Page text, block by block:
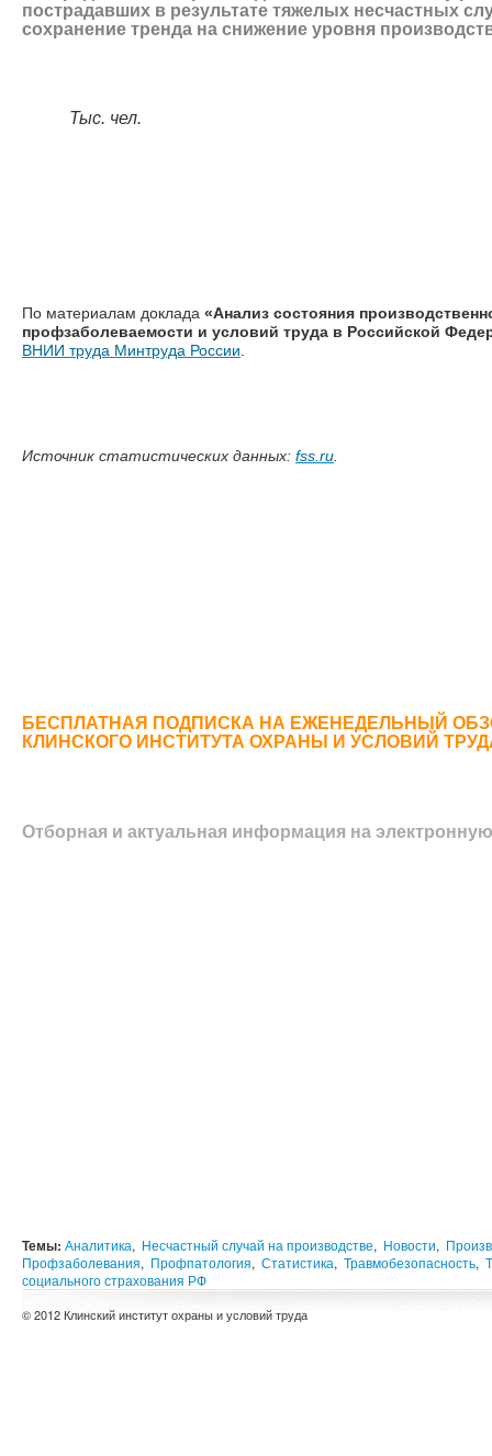
пострадавших в результате тяжелых несчастных
сохранение тренда на снижение уровня
Тыс. чел.
По материалам доклада «Анализ состояния
профзаболеваемости и условий труда в Российской
ВНИИ труда Минтруда России.
Источник статистических данных: fss.ru.
БЕСПЛАТНАЯ ПОДПИСКА НА ЕЖЕНЕДЕЛЬНЫЙ
КЛИНСКОГО ИНСТИТУТА ОХРАНЫ И УСЛОВИЙ
Отборная и актуальная информация на
Темы: Аналитика, Несчастный случай на производстве, Новости,
Профзаболевания, Профпатология, Статистика, Травмобезопасность,
социального страхования РФ
© 2012 Клинский институт охраны и условий труда